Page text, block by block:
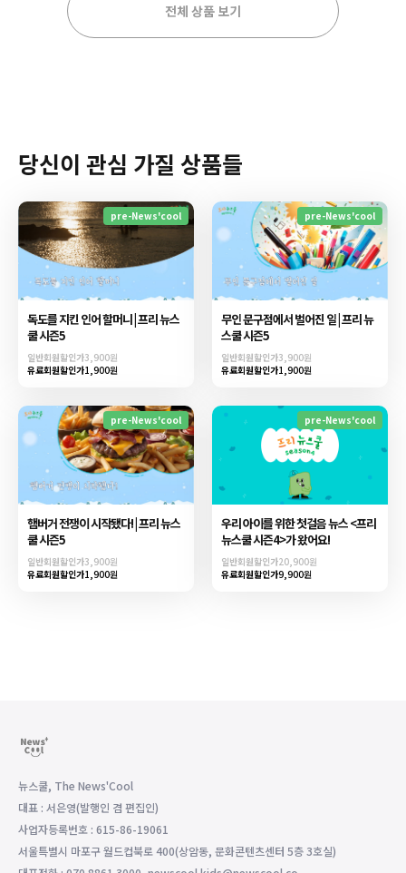
전체 상품 보기
당신이 관심 가질 상품들
pre-News'cool
독도를 지킨 인어 할머니 | 프리 뉴스
쿨 시즌5
일반회원할인가3,900원
유료회원할인가1,900원
pre-News'cool
무인 문구점에서 벌어진 일 | 프리 뉴
스쿨 시즌5
일반회원할인가3,900원
유료회원할인가1,900원
pre-News'cool
햄버거 전쟁이 시작됐다! | 프리 뉴스
쿨 시즌5
일반회원할인가3,900원
유료회원할인가1,900원
pre-News'cool
우리 아이를 위한 첫걸음 뉴스 <프리
뉴스쿨 시즌4>가 왔어요!
일반회원할인가20,900원
유료회원할인가9,900원
뉴스쿨, The News'Cool
대표 : 서은영(발행인 겸 편집인)
사업자등록번호 : 615-86-19061
서울특별시 마포구 월드컵북로 400(상암동, 문화콘텐츠센터 5층 3호실)